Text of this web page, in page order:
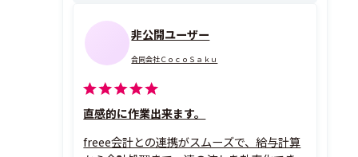
非公開ユーザー
合同会社ＣｏｃｏＳａｋｕ
直感的に作業出来ます。
freee会計との連携がスムーズで、給与計算